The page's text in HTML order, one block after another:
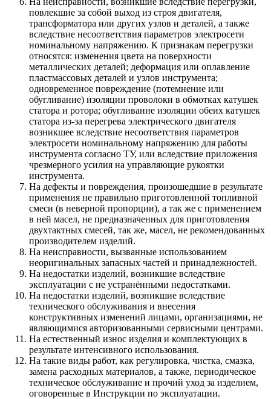
повлекшие за собой выход из строя двигателя,
трансформатора или других узлов и деталей, а также
вследствие несоответствия параметров электросети
номинальному напряжению. К признакам перегрузки
относятся: изменения цвета на поверхности
металлических деталей; деформация или оплавление
пластмассовых деталей и узлов инструмента;
одновременное повреждение (потемнение или
обугливание) изоляции проволоки в обмотках катушек
статора и ротора; обугливание изоляции обеих катушек
статора из-за перегрева электрического двигателя
возникшее вследствие несоответствия параметров
электросети номинальному напряжению для работы
инструмента согласно ТУ, или вследствие приложения
чрезмерного усилия на управляющие рукоятки
инструмента.
На дефекты и повреждения, произошедшие в результате
применения не правильно приготовленной топливной
смеси (в неверной пропорции), а так же с применением
в ней масел, не предназначенных для приготовления
двухтактных смесей, так же, масел, не рекомендованных
производителем изделий.
На неисправности, вызванные использованием
неоригинальных запасных частей и принадлежностей.
На недостатки изделий, возникшие вследствие
эксплуатации с не устранёнными недостатками.
На недостатки изделий, возникшие вследствие
технического обслуживания и внесения
конструктивных изменений лицами, организациями, не
являющимися авторизованными сервисными центрами.
На естественный износ изделия и комплектующих в
результате интенсивного использования.
На такие виды работ, как регулировка, чистка, смазка,
замена расходных материалов, а также, периодическое
техническое обслуживание и прочий уход за изделием,
оговоренные в Инструкции по эксплуатации.